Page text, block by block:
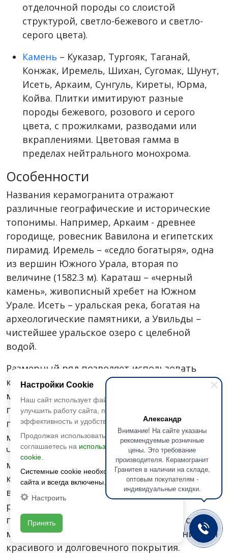
Александр
Внимание! На сайте указаны
рекомендуемые розничные
цены. Это требование
производителя. Керамогранит
Гранитея в наличии на складе,
оптовым покупателям -
индивидуальные скидки.
отделочной породы со слоистой
структурой, светло-бежевого и светло-
серого цвета).
Камень – Куказар, Тургояк, Таганай,
Конжак, Иремель, Шихан, Сугомак, Шунут,
Исеть, Аркаим, Сунгуль, Киреты, Юрма,
Койва. Плитки имитируют разные
породы бежевого, розового и серого
цвета, с прожилками, разводами или
вкраплениями. Цветовая гамма в
пределах нейтрального монохрома.
Особенности
Названия керамогранита отражают
различные географические и исторические
топонимы. Например, Аркаим - древнее
городище, ровесник Вавилона и египетских
пирамид. Иремель – «седло богатыря», одна
из вершин Южного Урала, вторая по
величине (1582.3 м). Караташ – «черный
камень», живописный хребет на Южном
Урале. Исеть – уральская река, богатая на
археологические памятники, а Увильды –
чистейшее уральское озеро с целебной
водой.
Размерный ряд позволяет использовать
керамогранит Гранитея как для
малогабаритных, так и просторных
помещений. Толщина от 10 мм одинаково
подходит для стен и полов. Поверхность плит
может быть матовой или полированной.
Чтобы керамика выглядела естественно, с
максимальным эффектом натурального
камня, плитки выпускаются с несколькими
вариантами лиц. Ректифицированные края с
ровной кромкой и точные габариты
позволяют укладывать керамогранит с
минимальными швами. Лучшее решение для
красивого и долговечного покрытия.
Настройки Cookie
Наш сайт использует файлы cookie, чтобы
улучшить работу сайта, повысить его
эффективность и удобство.
Продолжая использовать сайт, вы
соглашаетесь на использование файлов
cookie.
Системные cookie необходимы для работы
сайта и всегда включены.
Настроить
Принять